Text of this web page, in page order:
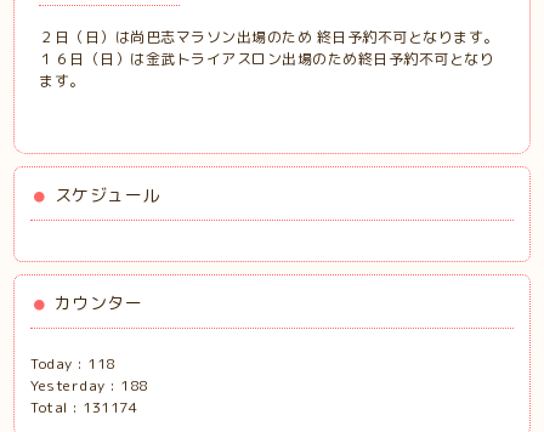
２日（日）は尚巴志マラソン出場のため 終日予約不可となります。
１６日（日）は金武トライアスロン出場のため終日予約不可となり
ます。
スケジュール
カウンター
Today : 118
Yesterday : 188
Total : 131174